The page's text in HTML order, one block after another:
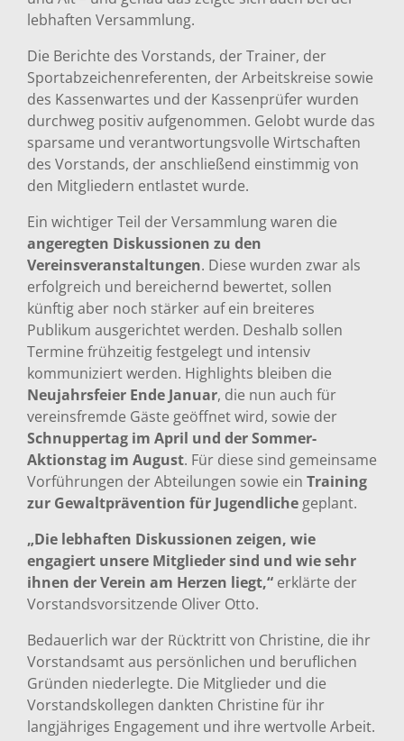
lebhaften Versammlung.
Die Berichte des Vorstands, der Trainer, der
Sportabzeichenreferenten, der Arbeitskreise sowie
des Kassenwartes und der Kassenprüfer wurden
durchweg positiv aufgenommen. Gelobt wurde das
sparsame und verantwortungsvolle Wirtschaften
des Vorstands, der anschließend einstimmig von
den Mitgliedern entlastet wurde.
Ein wichtiger Teil der Versammlung waren die
angeregten Diskussionen zu den
Vereinsveranstaltungen. Diese wurden zwar als
erfolgreich und bereichernd bewertet, sollen
künftig aber noch stärker auf ein breiteres
Publikum ausgerichtet werden. Deshalb sollen
Termine frühzeitig festgelegt und intensiv
kommuniziert werden. Highlights bleiben die
Neujahrsfeier Ende Januar, die nun auch für
vereinsfremde Gäste geöffnet wird, sowie der
Schnuppertag im April und der Sommer-
Aktionstag im August. Für diese sind gemeinsame
Vorführungen der Abteilungen sowie ein Training
zur Gewaltprävention für Jugendliche geplant.
„Die lebhaften Diskussionen zeigen, wie
engagiert unsere Mitglieder sind und wie sehr
ihnen der Verein am Herzen liegt,“ erklärte der
Vorstandsvorsitzende Oliver Otto.
Bedauerlich war der Rücktritt von Christine, die ihr
Vorstandsamt aus persönlichen und beruflichen
Gründen niederlegte. Die Mitglieder und die
Vorstandskollegen dankten Christine für ihr
langjähriges Engagement und ihre wertvolle Arbeit.